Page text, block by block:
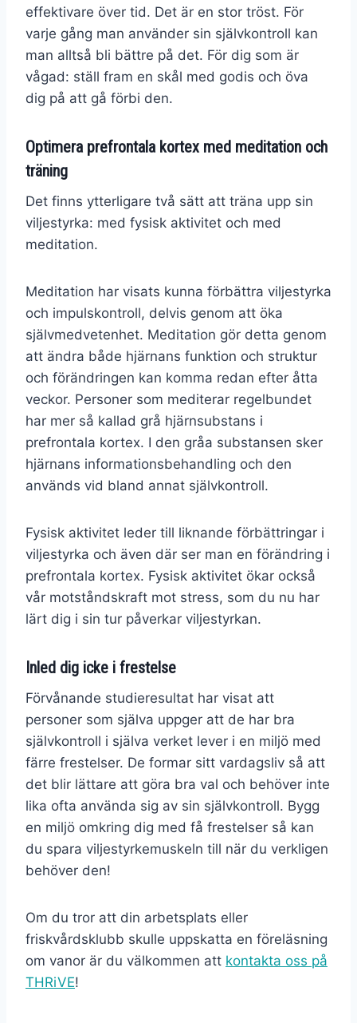
effektivare över tid. Det är en stor tröst. För
varje gång man använder sin självkontroll kan
man alltså bli bättre på det. För dig som är
vågad: ställ fram en skål med godis och öva
dig på att gå förbi den.
Optimera prefrontala kortex med meditation och
träning
Det finns ytterligare två sätt att träna upp sin
viljestyrka: med fysisk aktivitet och med
meditation.
Meditation har visats kunna förbättra viljestyrka
och impulskontroll, delvis genom att öka
självmedvetenhet. Meditation gör detta genom
att ändra både hjärnans funktion och struktur
och förändringen kan komma redan efter åtta
veckor. Personer som mediterar regelbundet
har mer så kallad grå hjärnsubstans i
prefrontala kortex. I den gråa substansen sker
hjärnans informationsbehandling och den
används vid bland annat självkontroll.
Fysisk aktivitet leder till liknande förbättringar i
viljestyrka och även där ser man en förändring i
prefrontala kortex. Fysisk aktivitet ökar också
vår motståndskraft mot stress, som du nu har
lärt dig i sin tur påverkar viljestyrkan.
Inled dig icke i frestelse
Förvånande studieresultat har visat att
personer som själva uppger att de har bra
självkontroll i själva verket lever i en miljö med
färre frestelser. De formar sitt vardagsliv så att
det blir lättare att göra bra val och behöver inte
lika ofta använda sig av sin självkontroll. Bygg
en miljö omkring dig med få frestelser så kan
du spara viljestyrkemuskeln till när du verkligen
behöver den!
Om du tror att din arbetsplats eller
friskvårdsklubb skulle uppskatta en föreläsning
om vanor är du välkommen att kontakta oss på
THRiVE!